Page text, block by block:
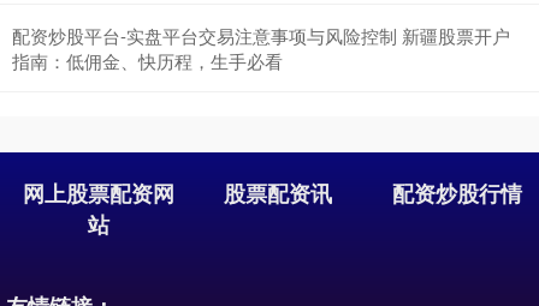
沪深300 4651.31 -6.85 -0.15%
配资炒股平台-实盘平台交易注意事项与风险控制 新疆股票开户
指南：低佣金、快历程，生手必看
网上股票配资网
站
股票配资讯 配资炒股行情